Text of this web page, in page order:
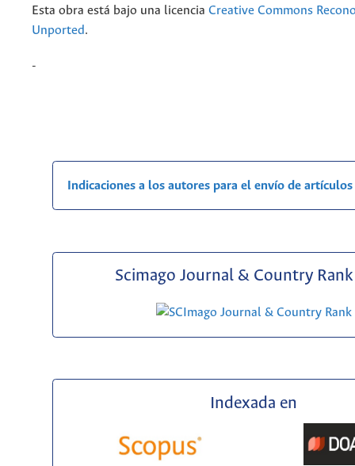
Esta obra está bajo una licencia Creative Commons
Unported.
-
Indicaciones a los autores para el envío de artículos
Scimago Journal & Country Rank
Indexada en